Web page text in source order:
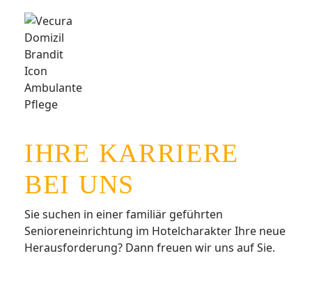
IHRE KARRIERE
BEI UNS
Sie suchen in einer familiär geführten
Senioreneinrichtung im Hotelcharakter Ihre neue
Herausforderung? Dann freuen wir uns auf Sie.